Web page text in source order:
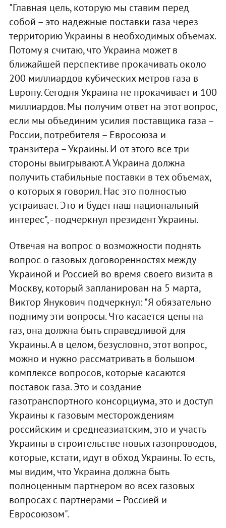
"Главная цель, которую мы ставим перед
собой – это надежные поставки газа через
территорию Украины в необходимых объемах.
Потому я считаю, что Украина может в
ближайшей перспективе прокачивать около
200 миллиардов кубических метров газа в
Европу. Сегодня Украина не прокачивает и 100
миллиардов. Мы получим ответ на этот вопрос,
если мы объединим усилия поставщика газа –
России, потребителя – Евросоюза и
транзитера – Украины. И от этого все три
стороны выигрывают. А Украина должна
получить стабильные поставки в тех объемах,
о которых я говорил. Нас это полностью
устраивает. Это и будет наш национальный
интерес", - подчеркнул президент Украины.
Отвечая на вопрос о возможности поднять
вопрос о газовых договоренностях между
Украиной и Россией во время своего визита в
Москву, который запланирован на 5 марта,
Виктор Янукович подчеркнул: "Я обязательно
подниму эти вопросы. Что касается цены на
газ, она должна быть справедливой для
Украины. А в целом, безусловно, этот вопрос,
можно и нужно рассматривать в большом
комплексе вопросов, которые касаются
поставок газа. Это и создание
газотранспортного консорциума, это и доступ
Украины к газовым месторождениям
российским и среднеазиатским, это и участь
Украины в строительстве новых газопроводов,
которые, кстати, идут в обход Украины. То есть,
мы видим, что Украина должна быть
полноценным партнером во всех газовых
вопросах с партнерами – Россией и
Евросоюзом".